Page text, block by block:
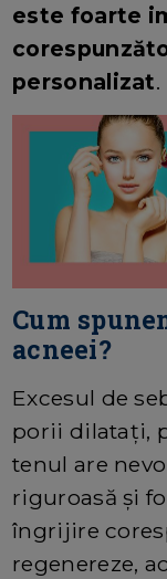
este foarte
personalizat.
Cum
acneei?
Excesul de
porii dilataţi,
tenul are
riguroasă şi
îngrijire
regenereze,